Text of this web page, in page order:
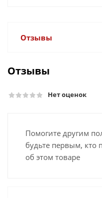
Отзывы
Отзывы
Нет оценок
Помогите другим
будьте первым, кто
об этом товаре